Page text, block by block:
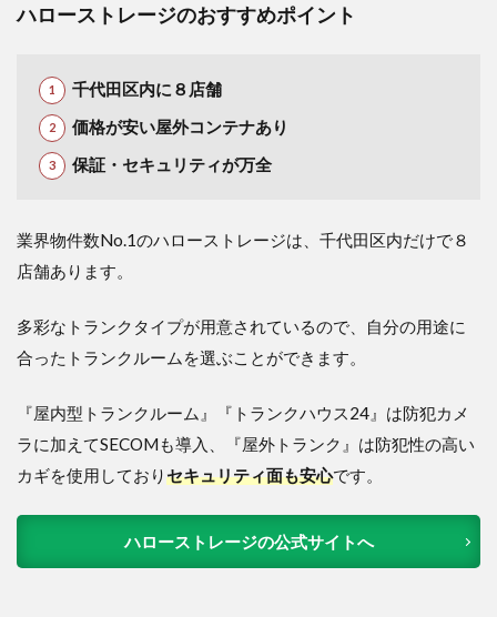
ハローストレージのおすすめポイント
千代田区内に８店舗
価格が安い屋外コンテナあり
保証・セキュリティが万全
業界物件数No.1のハローストレージは、千代田区内だけで８
店舗あります。
多彩なトランクタイプが用意されているので、自分の用途に
合ったトランクルームを選ぶことができます。
『屋内型トランクルーム』『トランクハウス24』は防犯カメ
ラに加えてSECOMも導入、『屋外トランク』は防犯性の高い
カギを使用しておりセキュリティ面も安心です。
ハローストレージの公式サイトへ